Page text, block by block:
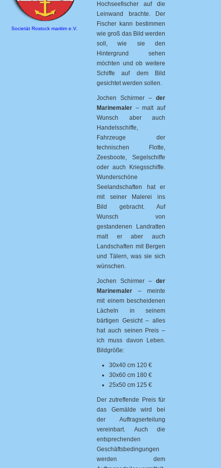
Societät Rostock maritim e.V.
Hochseefischer auf die
Leinwand brachte. Der
Fischer kann bestimmen
wie groß das Bild werden
soll, wie sie den
Hintergrund sehen
möchten und ob weitere
Schiffe auf dem Bild
gesichtet werden sollen.
Jochen Schirmer – der
Marinemaler – malt auf
Wunsch aber auch
Handelsschiffe,
Fahrzeuge der
technischen Flotte,
Zeesboote, Segelschiffe
oder auch Kriegsschiffe.
Wunderschöne
Seelandschaften hat er
mit seiner Malerei ins
Bild gebracht. Auf
Wunsch von
gestandenen Landratten
malt er aber auch
Landschaften mit Bergen
und Tälern, was sie sich
wünschen.
Jochen Schirmer – der
Marinemaler – meinte
mit einem bescheidenen
Lächeln in seinem
bärtigen Gesicht – alles
hat auch seinen Preis –
ich muss davon Leben.
Bildgröße:
30x40 cm 120 €
30x60 cm 180 €
25x50 cm 125 €
Der zutreffende Preis für
das Gemälde wird bei
der Auftragserteilung
vereinbart. Auch die
entsprechenden
Geschäftsbedingungen
werden dem